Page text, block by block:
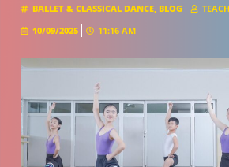
BALLET & CLASSICAL DANCE, BLOG
10/09/2025
11:16 AM